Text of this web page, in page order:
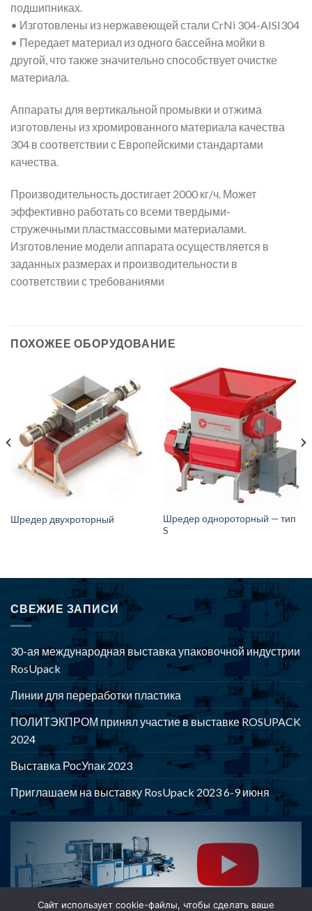
подшипниках.
• Изготовлены из нержавеющей стали CrNi 304-AISI304
• Передает материал из одного бассейна мойки в
другой, что также значительно способствует очистке
материала.
Аппараты для вертикальной промывки и отжима
изготовлены из хромированного материала качества
304 в соответствии с Европейскими стандартами
качества.
Производительность достигает 2000 кг/ч. Может
эффективно работать со всеми твердыми-
стружечными пластмассовыми материалами.
Изготовление модели аппарата осуществляется в
заданных размерах и производительности в
соответствии с требованиями
ПОХОЖЕЕ ОБОРУДОВАНИЕ
Шредер двухроторный
Шредер однороторный — тип
S
СВЕЖИЕ ЗАПИСИ
30-ая международная выставка упаковочной индустрии
RosUpack
Линии для переработки пластика
ПОЛИТЭКПРОМ принял участие в выставке ROSUPACK
2024
Выставка РосУпак 2023
Приглашаем на выставку RosUpack 2023 6-9 июня
переработки полимерной продукции
Сайт использует cookie-файлы, чтобы сделать ваше